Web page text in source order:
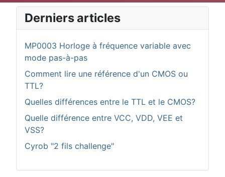
Derniers articles
MP0003 Horloge à fréquence variable avec
mode pas-à-pas
Comment lire une référence d'un CMOS ou
TTL?
Quelles différences entre le TTL et le CMOS?
Quelle différence entre VCC, VDD, VEE et
VSS?
Cyrob "2 fils challenge"